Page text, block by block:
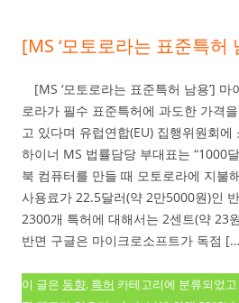
[MS ‘모토로라는 표준특허
[MS ‘모토로라는 표준특허 남용’]
로라가 필수 표준특허에 과도한 가격
고 있다며 유럽연합(EU) 집행위원회
하이너 MS 법률담당 부대표는 “1000
북 컴퓨터를 만들 때 모토로라에 지불
사용료가 22.5달러(약 2만5000원)인
2300개 특허에 대해서는 2센트(약 23
반면 구글은 마이크로소프트가 독점
이 글은 동향, 특허 카테고리에 분류되었고